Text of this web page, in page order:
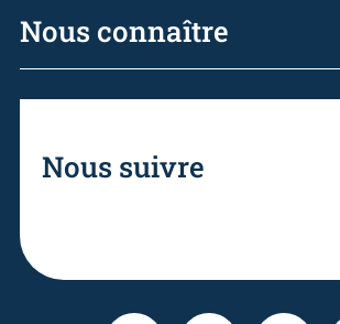
Nous connaître
Nous suivre